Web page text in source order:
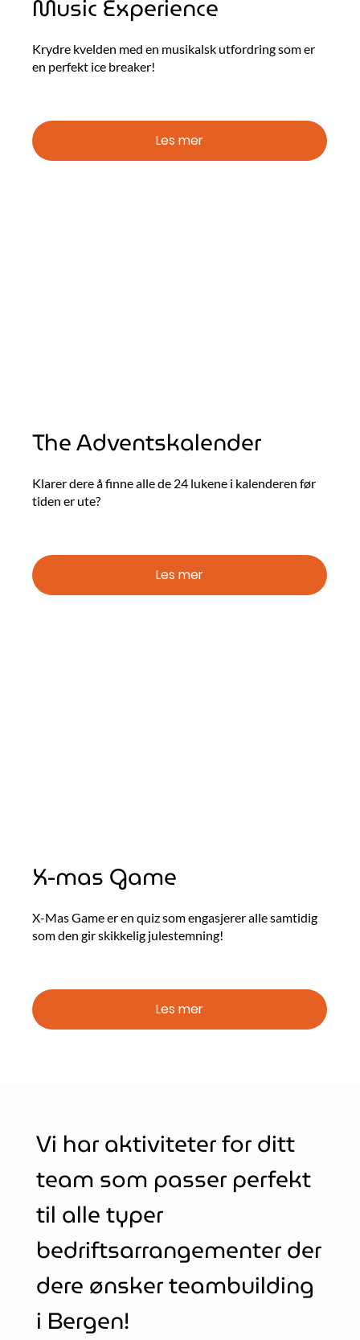
Music Experience
Krydre kvelden med en musikalsk utfordring som er
en perfekt ice breaker!
Les mer
The Adventskalender
Klarer dere å finne alle de 24 lukene i kalenderen før
tiden er ute?
Les mer
X-mas Game
X-Mas Game er en quiz som engasjerer alle samtidig
som den gir skikkelig julestemning!
Les mer
Vi har aktiviteter for ditt
team som passer perfekt
til alle typer
bedriftsarrangementer der
dere ønsker teambuilding
i Bergen!